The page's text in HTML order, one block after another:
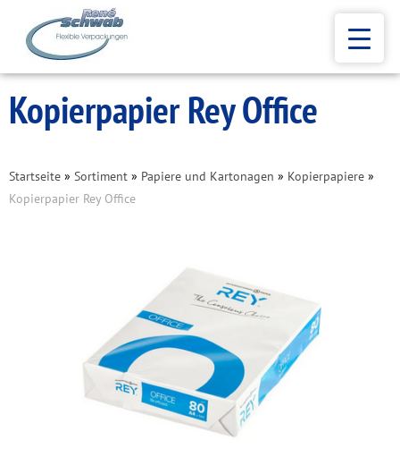
Kopierpapier Rey Office
Startseite » Sortiment » Papiere und Kartonagen » Kopierpapiere »
Kopierpapier Rey Office